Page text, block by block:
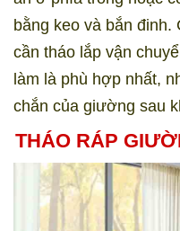
bằng keo và bắn
cần tháo lắp vận
làm là phù hợp nhất,
chắn của giường sau
THÁO RÁP